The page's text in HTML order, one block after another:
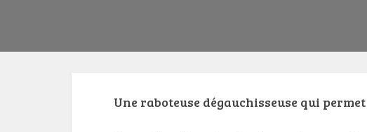
Une raboteuse dégauchisseuse qui